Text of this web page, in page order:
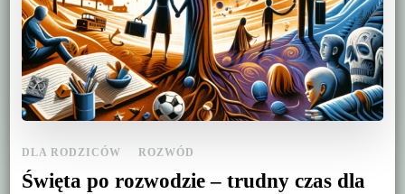
DLA RODZICÓW ROZWÓD
Święta po rozwodzie – trudny czas dla